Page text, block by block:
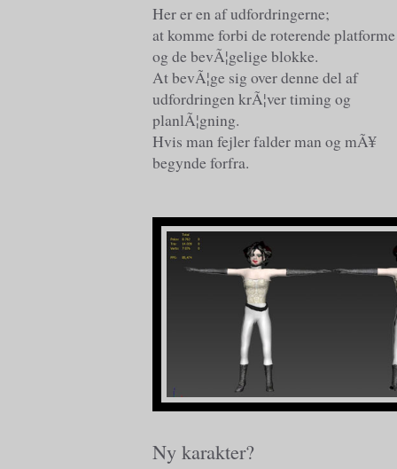
Her er en af udfordringerne;
at komme forbi de roterende platforme
og de bevÃ¦gelige blokke.
At bevÃ¦ge sig over denne del af
udfordringen krÃ¦ver timing og
planlÃ¦gning.
Hvis man fejler falder man og mÃ¥
begynde forfra.
Ny karakter?